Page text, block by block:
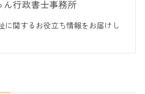
ん行政書士事務所
に関するお役立ち情報をお届けし